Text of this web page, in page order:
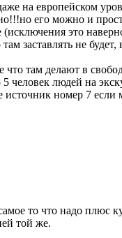
на европейском
его можно и
это
заставлять не
там делают в
людей на
номер 7 если
то что надо плюс
той же.